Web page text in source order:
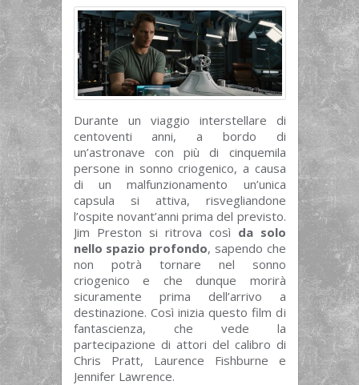
Durante un viaggio interstellare di
centoventi anni, a bordo di
un’astronave con più di cinquemila
persone in sonno criogenico, a causa
di un malfunzionamento un’unica
capsula si attiva, risvegliandone
l’ospite novant’anni prima del previsto.
Jim Preston si ritrova così da solo
nello spazio profondo, sapendo che
non potrà tornare nel sonno
criogenico e che dunque morirà
sicuramente prima dell’arrivo a
destinazione. Così inizia questo film di
fantascienza, che vede la
partecipazione di attori del calibro di
Chris Pratt, Laurence Fishburne e
Jennifer Lawrence.